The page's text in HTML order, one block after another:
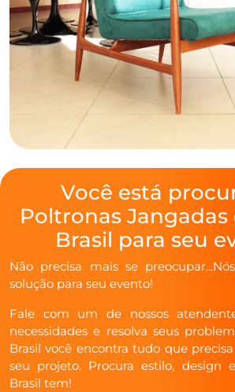
Você está
Poltronas Jangadas
Brasil para seu
Não precisa mais se
solução para seu evento!
Fale com um de nossos
necessidades e resolva seus
Brasil você encontra tudo que
seu projeto. Procura estilo, design
Brasil tem!